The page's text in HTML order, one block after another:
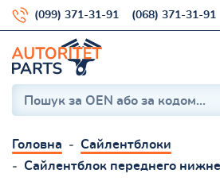
(099) 371-31-91 (068) 371-31-91
Головна
Сайлентблоки
Сайлентблок переднего